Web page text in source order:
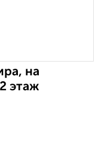
на
этаж